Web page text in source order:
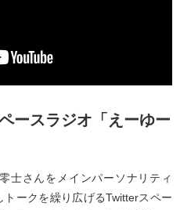
ースラジオ「えーゆー
士さんをメインパーソナリティ
ークを繰り広げるTwitterスペー